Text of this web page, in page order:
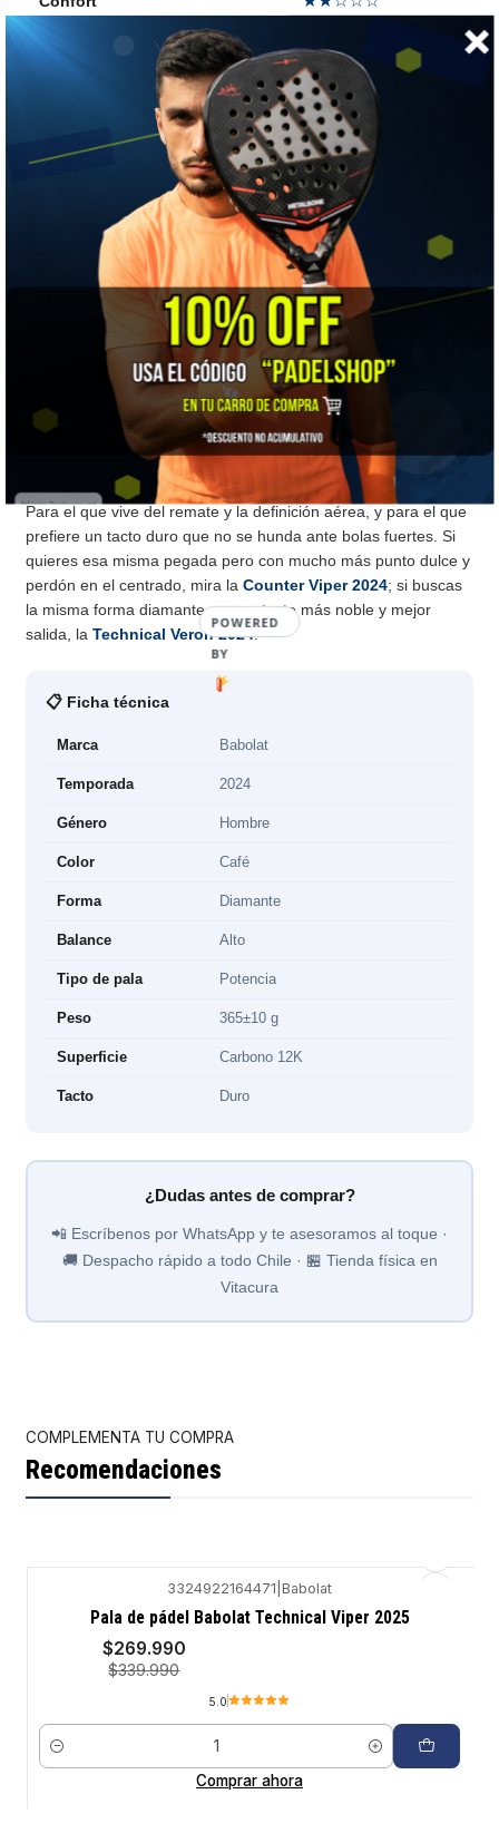
Salida de bola ★★★★☆
★★☆☆☆
Dureza ★★★★☆
👍 LO MEJOR
Velocidad de bola pura. El 12K más el balance alto hacen que
el remate salga disparado y que la volea nunca se doble.
⚠️ A TENER EN CUENTA
Punto dulce chico y tacto muy seco: si descentras, lo notas en
el codo. Y el peso arriba la hace menos ágil en la defensa
rápida.
🎯 ¿Para quién es?
Para el que vive del remate y la definición aérea, y para el que
prefiere un tacto duro que no se hunda ante bolas fuertes. Si
quieres esa misma pegada pero con mucho más punto dulce y
perdón en el centrado, mira laCounter Viper 2024; si buscas
la misma forma diamante con un tacto más noble y mejor
salida, laTechnical Veron 2024.
📋 Ficha técnica
Marca Babolat
Temporada 2024
Género Hombre
Color Café
Forma Diamante
Balance Alto
Tipo de pala Potencia
Peso 365±10 g
Superficie Carbono 12K
Tacto Duro
¿Dudas antes de comprar?
📲 Escríbenos por WhatsApp y te asesoramos al toque ·
🚚 Despacho rápido a todo Chile · 🏪 Tienda física en
Vitacura
COMPLEMENTA TU COMPRA
Recomendaciones
-21%
3324922164471 Babolat
Pala de pádel Babolat Technical Viper 2025
$269.990
$339.990
5.0
Cantidad
Comprar ahora
POWERED
BY